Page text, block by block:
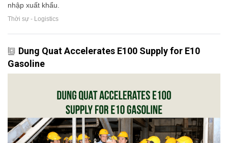
nhập xuất khẩu.
Thời sự - Logistics
Dung Quat Accelerates E100 Supply for E10
Gasoline